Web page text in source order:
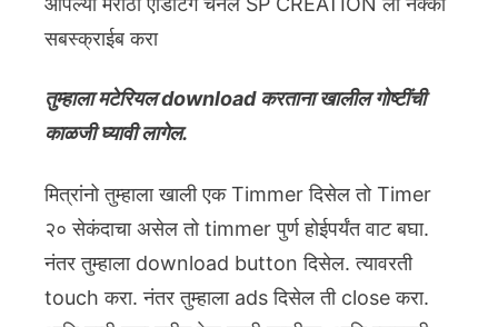
सबस्क्राईब करा
तुम्हाला मटेरियल download करताना खालील गोष्टींची
काळजी घ्यावी लागेल.
मित्रांनो तुम्हाला खाली एक Timmer दिसेल तो Timer
२० सेकंदाचा असेल तो timmer पुर्ण होईपर्यंत वाट बघा.
नंतर तुम्हाला download button दिसेल. त्यावरती
touch करा. नंतर तुम्हाला ads दिसेल ती close करा.